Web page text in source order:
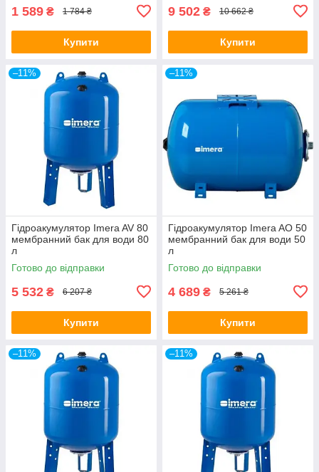
1 589 ₴ 1 784 ₴
Купити
9 502 ₴ 10 662 ₴
Купити
–11%
Гідроакумулятор Imera AV 80
мембранний бак для води 80
л
Готово до відправки
5 532 ₴ 6 207 ₴
Купити
–11%
Гідроакумулятор Imera AO 50
мембранний бак для води 50
л
Готово до відправки
4 689 ₴ 5 261 ₴
Купити
–11% –11%